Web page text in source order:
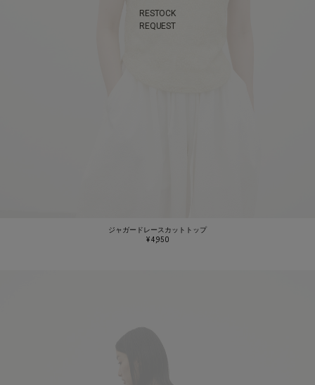
RESTOCK
REQUEST
ジャガードレースカットトップ
¥ 4,950